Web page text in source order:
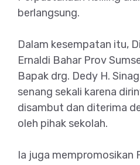
berlangsung.
Dalam kesempatan itu,
Ernaldi Bahar Prov
Bapak drg. Dedy H.
senang sekali karena
disambut dan diterima
oleh pihak sekolah.
Ia juga mempromosikan